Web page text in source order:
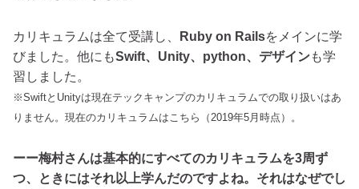
カリキュラムは全て受講し、 Ruby on Railsをメインに学
びました。他にもSwift、Unity、python、デザインも学
習しました。
※SwiftとUnityは現在テックキャンプのカリキュラムでの取り扱いはあ
りません。現在のカリキュラムはこちら（2019年5月時点）。
ーー梅村さんは基本的にすべてのカリキュラムを3周ず
つ、ときにはそれ以上学んだのですよね。それはなぜでし